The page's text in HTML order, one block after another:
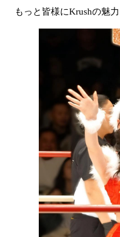
もっと皆様にKrushの魅